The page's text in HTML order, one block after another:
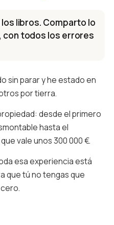
libros. Comparto lo
con todos los errores
sin parar y he estado en
por tierra.
desde el primero
hasta el
vale unos 300 000 €.
esa experiencia está
que tú no tengas que